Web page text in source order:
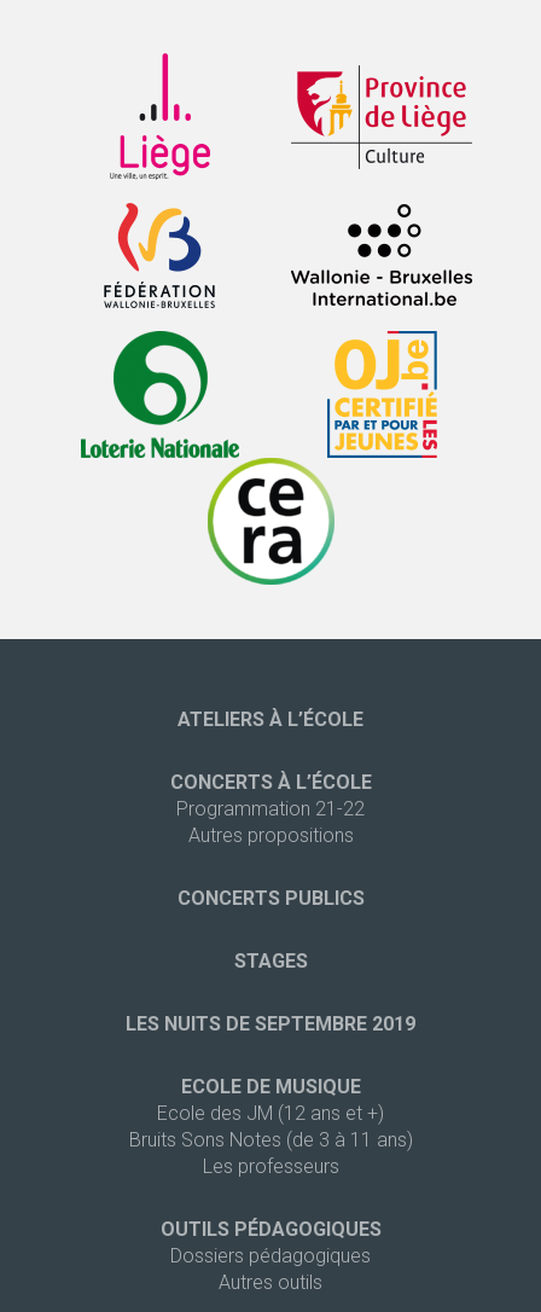
ATELIERS À L’ÉCOLE
CONCERTS À L’ÉCOLE
Programmation 21-22
Autres propositions
CONCERTS PUBLICS
STAGES
LES NUITS DE SEPTEMBRE 2019
ECOLE DE MUSIQUE
Ecole des JM (12 ans et +)
Bruits Sons Notes (de 3 à 11 ans)
Les professeurs
OUTILS PÉDAGOGIQUES
Dossiers pédagogiques
Autres outils